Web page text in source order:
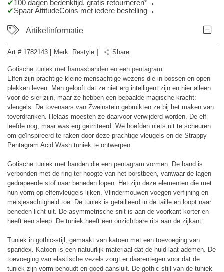
100 dagen bedenktijd, gratis retourneren*
Spaar AttitudeCoins met iedere bestelling
Artikelinformatie
Art.# 1782143 Merk: Restyle Share
Gotische tuniek met harnasbanden en een pentagram.
Elfen zijn prachtige kleine mensachtige wezens die in bossen en open
plekken leven. Men gelooft dat ze niet erg intelligent zijn en hier alleen
voor de sier zijn, maar ze hebben een bepaalde magische kracht:
vleugels. De tovenaars van Zweinstein gebruikten ze bij het maken van
toverdranken. Helaas moesten ze daarvoor verwijderd worden. De elf
leefde nog, maar was erg geïrriteerd. We hoefden niets uit te scheuren
om geïnspireerd te raken door deze prachtige vleugels en de Strappy
Pentagram Acid Wash tuniek te ontwerpen.
Gotische tuniek met banden die een pentagram vormen. De band is
verbonden met de ring ter hoogte van het borstbeen, vanwaar de lagen
gedrapeerde stof naar beneden lopen. Het zijn deze elementen die met
hun vorm op elfenvleugels lijken. Vlindermouwen voegen verfijning en
meisjesachtigheid toe. De tuniek is getailleerd in de taille en loopt naar
beneden licht uit. De asymmetrische snit is aan de voorkant korter en
heeft een sleep. De tuniek heeft een onzichtbare rits aan de zijkant.
Tuniek in gothic-stijl, gemaakt van katoen met een toevoeging van
spandex. Katoen is een natuurlijk materiaal dat de huid laat ademen. De
toevoeging van elastische vezels zorgt er daarentegen voor dat de
tuniek zijn vorm behoudt en goed aansluit. De gothic-stijl van de tuniek